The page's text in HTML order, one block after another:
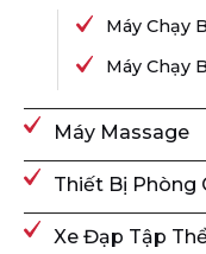
Máy Chạy
Máy Chạy
Máy Massage
Thiết Bị Phòng
Xe Đạp Tập